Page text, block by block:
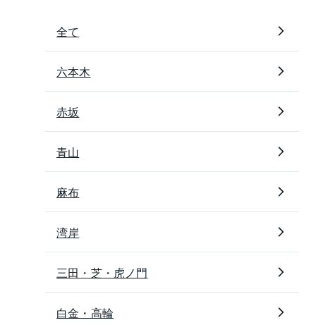
全て
六本木
赤坂
青山
麻布
湾岸
三田・芝・虎ノ門
白金・高輪